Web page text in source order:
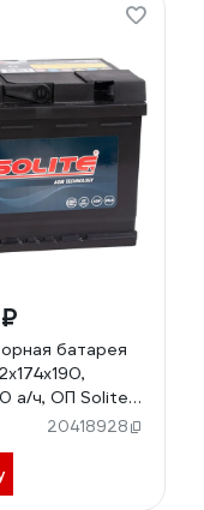
батарея
а/ч, ОП Solite
20418928